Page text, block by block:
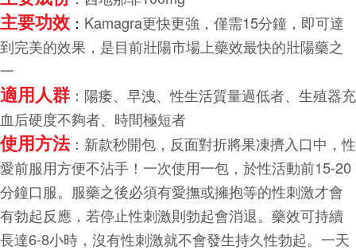
主要功效 ： Kamagra更快更強，僅需15分鐘，即可達
到完美的效果，是目前壯陽市場上藥效最快的壯陽藥之
一
適用人群 ：陽痿、早洩、性生活質量過低者、生殖器充
血后硬度不夠者、時間極短者
使用方法：新款秒開包，反面對折將果凍擠入口中，性
愛前服用方便不沾手！一次使用一包，於性活動前15-20
分鐘口服。服藥之後必須有愛撫或擁抱等的性刺激才會
有勃起反應，若停止性刺激則勃起會消退。藥效可持續
長達6-8小時，沒有性刺激就不會發生持久性勃起。一天